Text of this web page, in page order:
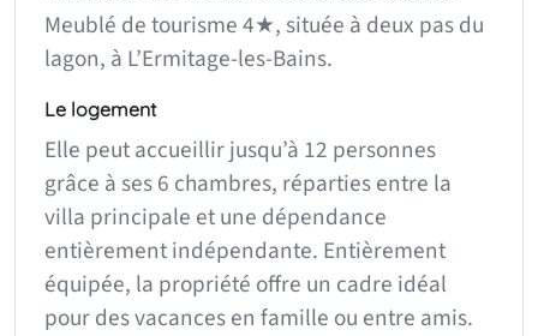
Meublé de tourisme 4★, située à deux pas du
lagon, à L’Ermitage-les-Bains.
Le logement
Elle peut accueillir jusqu’à 12 personnes
grâce à ses 6 chambres, réparties entre la
villa principale et une dépendance
entièrement indépendante. Entièrement
équipée, la propriété offre un cadre idéal
pour des vacances en famille ou entre amis.